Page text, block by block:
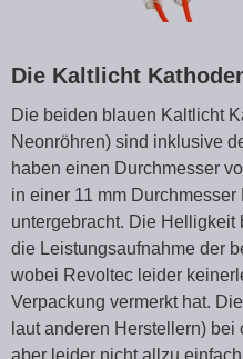
Die Kaltlicht
Die beiden blauen Kaltlicht
Neonröhren) sind inklusive
haben einen Durchmesser
in einer 11 mm Durchmesser
untergebracht. Die Helligkeit
die Leistungsaufnahme der
wobei Revoltec leider
Verpackung vermerkt hat.
laut anderen Herstellern)